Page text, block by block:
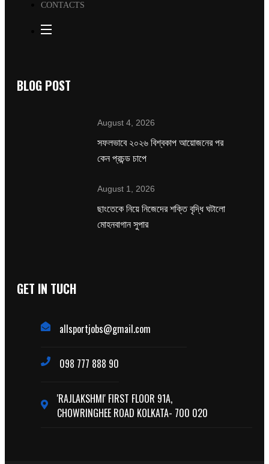
CONTACTS
BLOG POST
August 4, 2026
সফলভাবে ২০২৬ বিশ্বকাপ আয়োজনের পর
কেন প্রচন্ড চাপে
August 1, 2026
ছাংতেকে নিয়ে নিজেদের শক্তি বৃদ্ধি ঘটালো
মোহনবাগান সুপার
GET IN TUCH
allsportjobs@gmail.com
098 777 888 90
'RAJLAKSHMI' FIRST FLOOR 91A,
CHOWRINGHEE ROAD KOLKATA- 700 020